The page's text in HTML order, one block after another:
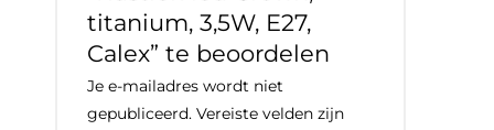
titanium, 3,5W, E27,
Calex” te beoordelen
Je e-mailadres wordt niet
gepubliceerd. Vereiste velden zijn